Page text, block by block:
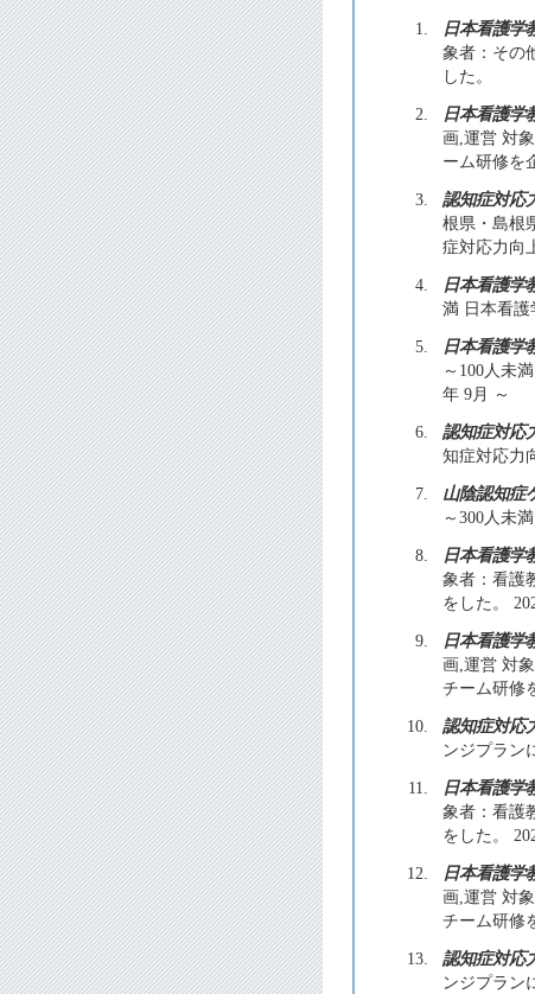
1. 日本看護学
象者：その
した。
2.
日本看護学
画,運営 対
ーム研修を
3.
認知症対応
根県・島根
症対応力向
4.
日本看護学
満 日本看護
5.
日本看護学
～100人未
年 9月 ～
6.
認知症対応
知症対応力
7.
山陰認知症
～300人未
8.
日本看護学
象者：看護
をした。
9.
日本看護学
画,運営 対
チーム研修
10.
認知症対応
ンジプラン
11.
日本看護学
象者：看護
をした。
12.
日本看護学
画,運営 対
チーム研修
13.
認知症対応
ンジプラン